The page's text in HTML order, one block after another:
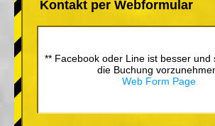
Kontakt per Webformular
** Facebook oder Line ist besser und
die Buchung
Web Form Page